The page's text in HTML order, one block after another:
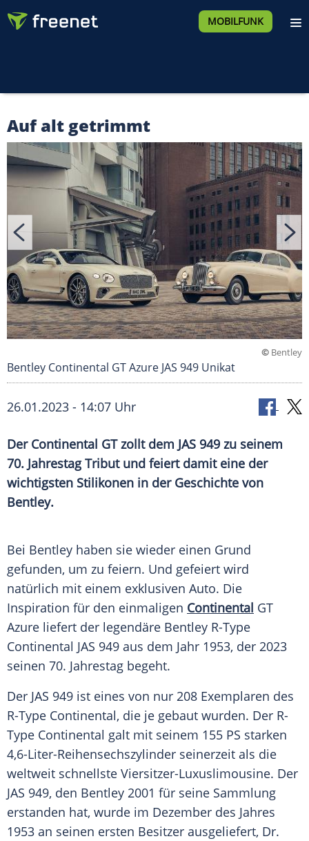
MOBILFUNK
Auf alt getrimmt
© Bentley
Bentley Continental GT Azure JAS 949 Unikat
26.01.2023 - 14:07 Uhr
Der Continental GT zollt dem JAS 949 zu seinem
70. Jahrestag Tribut und feiert damit eine der
wichtigsten Stilikonen in der Geschichte von
Bentley.
Bei Bentley haben sie wieder einen Grund
gefunden, um zu feiern. Und gefeiert wird
natürlich mit einem exklusiven Auto. Die
Inspiration für den einmaligen Continental GT
Azure liefert der legendäre Bentley R-Type
Continental JAS 949 aus dem Jahr 1953, der 2023
seinen 70. Jahrestag begeht.
Der JAS 949 ist eines von nur 208 Exemplaren des
R-Type Continental, die je gebaut wurden. Der R-
Type Continental galt mit seinem 155 PS starken
4,6-Liter-Reihensechszylinder seinerzeit als die
weltweit schnellste Viersitzer-Luxuslimousine. Der
JAS 949, den Bentley 2001 für seine Sammlung
erstanden hat, wurde im Dezember des Jahres
1953 an seinen ersten Besitzer ausgeliefert, Dr.